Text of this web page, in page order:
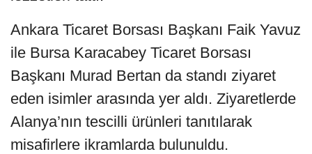
Ankara Ticaret Borsası Başkanı Faik Yavuz
ile Bursa Karacabey Ticaret Borsası
Başkanı Murad Bertan da standı ziyaret
eden isimler arasında yer aldı. Ziyaretlerde
Alanya’nın tescilli ürünleri tanıtılarak
misafirlere ikramlarda bulunuldu.